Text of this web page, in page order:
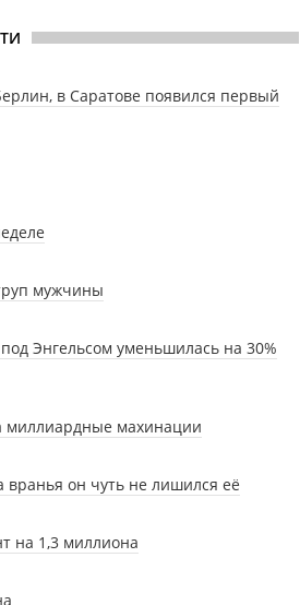
в Саратове появился первый
мужчины
Энгельсом уменьшилась на 30%
миллиардные махинации
вранья он чуть не лишился её
на 1,3 миллиона